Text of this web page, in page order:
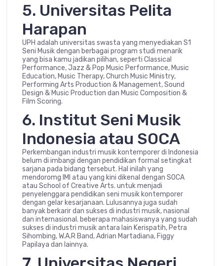
5. Universitas Pelita
Harapan
UPH adalah universitas swasta yang menyediakan S1
Seni Musik dengan berbagai program studi menarik
yang bisa kamu jadikan pilihan, seperti Classical
Performance, Jazz & Pop Music Performance, Music
Education, Music Therapy, Church Music Ministry,
Performing Arts Production & Management, Sound
Design & Music Production dan Music Composition &
Film Scoring.
6. Institut Seni Musik
Indonesia atau SOCA
Perkembangan industri musik kontemporer di Indonesia
belum di imbangi dengan pendidikan formal setingkat
sarjana pada bidang tersebut. Hal inilah yang
mendoromg IMI atau yang kini dikenal dengan SOCA
atau School of Creative Arts. untuk menjadi
penyelenggara pendidikan seni musik kontemporer
dengan gelar kesarjanaan. Lulusannya juga sudah
banyak berkarir dan sukses di industri musik, nasional
dan internasional. beberapa mahasiswanya yang sudah
sukses di industri musik antara lain Kerispatih, Petra
Sihombing, W.A.R Band, Adrian Martadiana, Figgy
Papilaya dan lainnya.